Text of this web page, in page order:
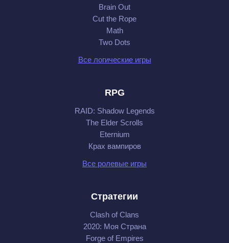
Brain Out
Cut the Rope
Math
Two Dots
Все логические игры
RPG
RAID: Shadow Legends
The Elder Scrolls
Eternium
Крах вампиров
Все ролевые игры
Стратегии
Clash of Clans
2020: Моя Cтрана
Forge of Empires